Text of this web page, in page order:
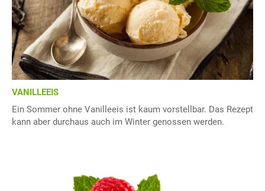
VANILLEEIS
Ein Sommer ohne Vanilleeis ist kaum vorstellbar. Das Rezept
kann aber durchaus auch im Winter genossen werden.